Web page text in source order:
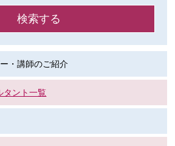
・講師のご紹介
タント一覧